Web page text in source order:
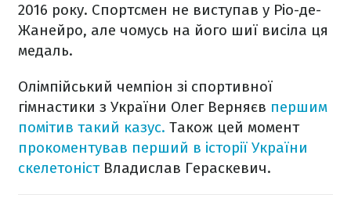
2016 року. Спортсмен не виступав у Ріо-де-
Жанейро, але чомусь на його шиї висіла ця
медаль.
Олімпійський чемпіон зі спортивної
гімнастики з України Олег Верняєв першим
помітив такий казус. Також цей момент
прокоментував перший в історії України
скелетоністВладислав Гераскевич.